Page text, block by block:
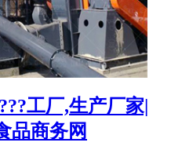
工厂,生产厂家|
品商务网